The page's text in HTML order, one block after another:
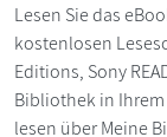
Lesen Sie das
kostenlosen
Editions, Sony
Bibliothek in
lesen über Meine